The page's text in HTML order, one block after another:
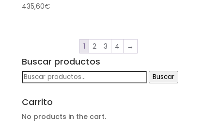
435,60€
1 2 3 4 →
Buscar productos
Buscar
por:
Buscar
Carrito
No products in the cart.